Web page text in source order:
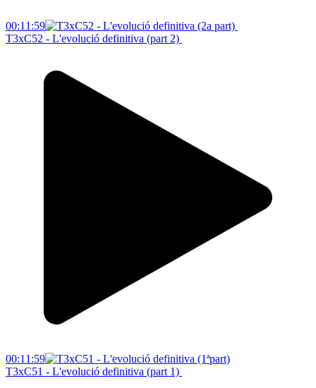
00:11:59
T3xC52 - L'evolució definitiva (part 2)
00:11:59
T3xC51 - L'evolució definitiva (part 1)